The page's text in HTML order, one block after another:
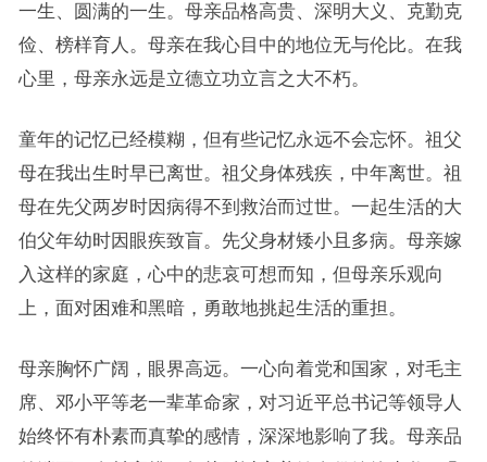
一生、圆满的一生。母亲品格高贵、深明大义、克勤克
俭、榜样育人。母亲在我心目中的地位无与伦比。在我
心里，母亲永远是立德立功立言之大不朽。
童年的记忆已经模糊，但有些记忆永远不会忘怀。祖父
母在我出生时早已离世。祖父身体残疾，中年离世。祖
母在先父两岁时因病得不到救治而过世。一起生活的大
伯父年幼时因眼疾致盲。先父身材矮小且多病。母亲嫁
入这样的家庭，心中的悲哀可想而知，但母亲乐观向
上，面对困难和黑暗，勇敢地挑起生活的重担。
母亲胸怀广阔，眼界高远。一心向着党和国家，对毛主
席、邓小平等老一辈革命家，对习近平总书记等领导人
始终怀有朴素而真挚的感情，深深地影响了我。母亲品